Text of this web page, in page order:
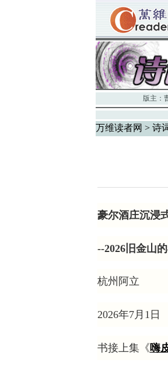
版主：
万维读者网 > 诗
豪尔酒庄沉浸
--2026旧金山
杭州阿立
2026年7月1日
书接上集《嗨